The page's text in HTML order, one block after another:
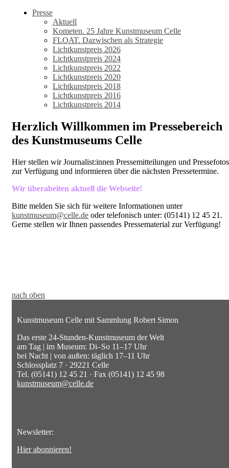
Presse
Aktuell
Kometen. 25 Jahre Kunstmuseum Celle
FLOAT. Dazwischen als Strategie
Lichtkunstpreis 2026
Lichtkunstpreis 2024
Lichtkunstpreis 2022
Lichtkunstpreis 2020
Lichtkunstpreis 2018
Lichtkunstpreis 2016
Lichtkunstpreis 2014
Herzlich Willkommen im Pressebereich
des Kunstmuseums Celle
Hier stellen wir Journalist:innen Pressemitteilungen und Pressefotos
zur Verfügung und informieren über die nächsten Pressetermine.
Wir überabeiten aktuell die Webseite!
Bitte melden Sie sich für weitere Informationen unter
kunstmuseum@celle.de oder telefonisch unter: (05141) 12 45 21.
Gerne stellen wir Ihnen passendes Pressematerial zur Verfügung!
nach oben
Kunstmuseum Celle mit Sammlung Robert Simon
Das erste 24-Stunden-Kunstmuseum der Welt
am Tag | im Museum: Di–So 11–17 Uhr
bei Nacht | von außen: täglich 17–11 Uhr
Schlossplatz 7 · 29221 Celle
Tel. (05141) 12 45 21 · Fax (05141) 12 45 98
kunstmuseum@celle.de
Newsletter:
Hier abonnieren!